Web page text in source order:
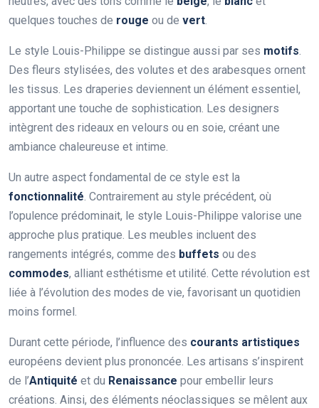
quelques touches de rouge ou de vert.
Le style Louis-Philippe se distingue aussi par ses motifs.
Des fleurs stylisées, des volutes et des arabesques ornent
les tissus. Les draperies deviennent un élément essentiel,
apportant une touche de sophistication. Les designers
intègrent des rideaux en velours ou en soie, créant une
ambiance chaleureuse et intime.
Un autre aspect fondamental de ce style est la
fonctionnalité. Contrairement au style précédent, où
l’opulence prédominait, le style Louis-Philippe valorise une
approche plus pratique. Les meubles incluent des
rangements intégrés, comme des buffets ou des
commodes, alliant esthétisme et utilité. Cette révolution est
liée à l’évolution des modes de vie, favorisant un quotidien
moins formel.
Durant cette période, l’influence des courants artistiques
européens devient plus prononcée. Les artisans s’inspirent
de l’Antiquité et du Renaissance pour embellir leurs
créations. Ainsi, des éléments néoclassiques se mêlent aux